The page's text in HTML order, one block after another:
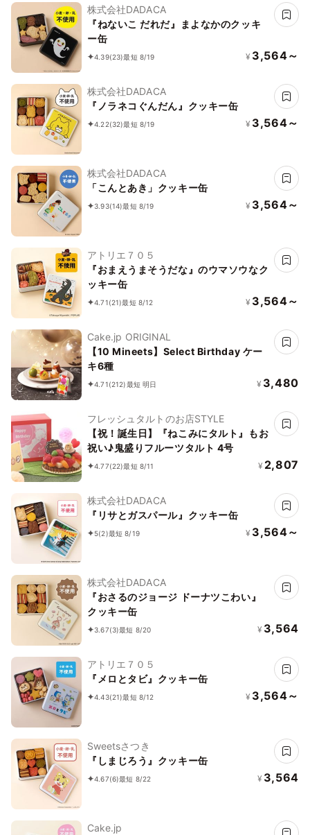
株式会社DADACA
『ねないこ だれだ』まよなかのクッキ
ー缶
4.39(23)最短 8/19 ¥ 3,564～
株式会社DADACA
『ノラネコぐんだん』クッキー缶
4.22(32)最短 8/19 ¥ 3,564～
株式会社DADACA
「こんとあき」クッキー缶
3.93(14)最短 8/19 ¥ 3,564～
アトリエ７０５
『おまえうまそうだな』のウマソウなク
ッキー缶
4.71(21)最短 8/12 ¥ 3,564～
Cake.jp ORIGINAL
【10 Mineets】Select Birthday ケー
キ6種
4.71(212)最短 明日 ¥ 3,480
フレッシュタルトのお店STYLE
【祝！誕生日】『ねこみにタルト』もお
祝い♪鬼盛りフルーツタルト 4号
4.77(22)最短 8/11 ¥ 2,807
株式会社DADACA
『リサとガスパール』クッキー缶
5(2)最短 8/19 ¥ 3,564～
株式会社DADACA
『おさるのジョージ ドーナツこわい』
クッキー缶
3.67(3)最短 8/20 ¥ 3,564
アトリエ７０５
『メロとタビ』クッキー缶
4.43(21)最短 8/12 ¥ 3,564～
Sweetsさつき
『しまじろう』クッキー缶
4.67(6)最短 8/22 ¥ 3,564
Cake.jp